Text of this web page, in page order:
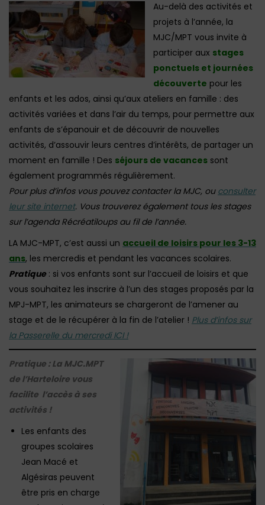
Au-delà des activités et
projets à l’année, la
MJC/MPT vous invite à
participer aux stages
ponctuels et journées
découverte pour les
enfants et les ados, ainsi qu’aux ateliers en famille : des
activités variées et dans l’air du temps, pour permettre aux
enfants de s’épanouir et de découvrir de nouvelles
activités, d’assouvir leurs centres d’intérêts, de partager un
moment en famille ! Des séjours de vacances sont
également programmés régulièrement.
Pour plus d’infos vous pouvez contacter la MJC, ou consulter
leur site internet. Vous trouverez également tous les stages
sur l’agenda Récréatiloups au fil de l’année.
LA MJC-MPT, c’est aussi un accueil de loisirs pour les 3-13
ans, les mercredis et pendant les vacances scolaires.
Pratique: si vos enfants sont sur l’accueil de loisirs et que
vous souhaitez les inscrire à l’un des stages proposés par la
MPJ-MPT, les animateurs se chargeront de l’amener au
stage et de le récupérer à la fin de l’atelier ! Plus d’infos sur
la Passerelle du mercredi ICI !
Pratique : La MJC.MPT
de l’Harteloire vous
facilite l’accès à ses
activités !
Les enfants des
groupes scolaires
Jean Macé et
Algésiras peuvent
être pris en charge